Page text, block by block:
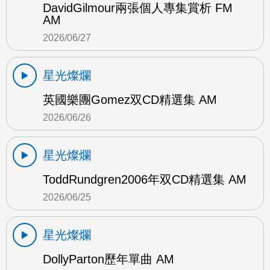
DavidGilmour兩張個人專集賞析 FM
AM
2026/06/27
星光燦爛
英國樂團Gomez双CD精選集 AM
2026/06/26
星光燦爛
ToddRundgren2006年双CD精選集 AM
2026/06/25
星光燦爛
DollyParton歷年單曲 AM